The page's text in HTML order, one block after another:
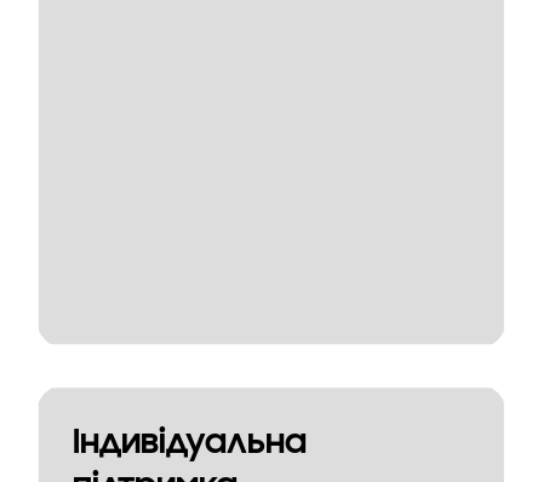
Індивідуальна